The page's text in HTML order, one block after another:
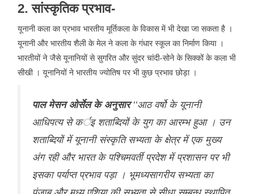
2. सांस्कृतिक प्रभाव-
यूनानी कला का प्रभाव भारतीय मूर्तिकला के विकास में भी देखा जा सकता है ।
यूनानी और भारतीय शैली के मेल ने कला के गंधार स्कूल का निर्माण किया ।
भारतीयों ने जैसे यूनानियों से सुगरित और सुंदर चांदी-सोने के सिक्कों के कला भी
सीखी । यूनानियों ने भारतीय ज्योतिष पर भी कुछ प्रभाव छोड़ा ।
पाल मेसन ओर्सेल के अनुसार‘‘आठ वर्षो के यूनानी
आधिपत्य से कर्इ शताब्दियों के युग का आरम्भ हुआ । उन
शताब्दियों में यूनानी संस्कृति सभ्यता के क्षेत्र में एक मुख्य
अंग रही और भारत के पश्चिमवर्ती प्रदेश में प्रशासन पर भी
इसका पर्याप्त प्रभाव पड़ा । भूमध्यसागरीय सभ्यता का